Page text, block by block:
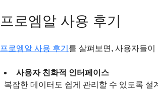
프로엠알 사용 후기
프로엠알 사용 후기 를 살펴보면, 사용자들
사용자 친화적 인터페이스
복잡한 데이터도 쉽게 관리할 수 있도록